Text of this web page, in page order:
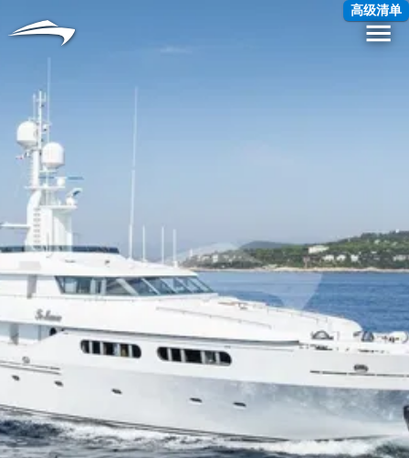
高级清单